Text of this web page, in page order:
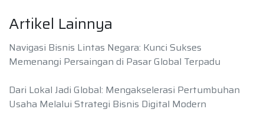
Artikel Lainnya
Navigasi Bisnis Lintas Negara: Kunci Sukses
Memenangi Persaingan di Pasar Global Terpadu
Dari Lokal Jadi Global: Mengakselerasi Pertumbuhan
Usaha Melalui Strategi Bisnis Digital Modern